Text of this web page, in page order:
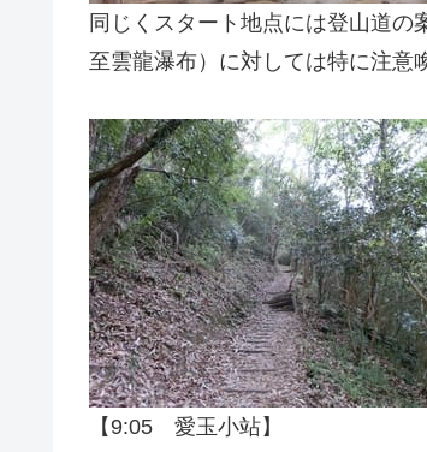
同じくスタート地点には登山道
至雲龍瀑布）に対しては特に注意
【9:05 愛玉小站】